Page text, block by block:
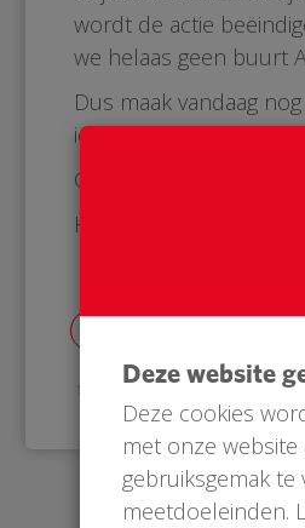
wordt de actie
we helaas geen buurt
Dus maak vandaag
iedereen in de buurt
Groetjes van Anita
Hazeleger 76
17 Oct 2018
Deze website
Deze cookies
met onze website
gebruiksgemak
meetdoeleinden.